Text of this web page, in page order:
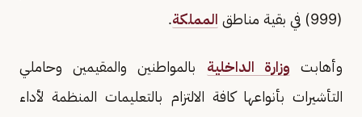
(999) في بقية مناطق
المملكة.
وأهابت وزارة الداخلية بالمواطنين والمقيمين وحاملي
التأشيرات بأنواعها كافة الالتزام بالتعليمات المنظمة لأداء